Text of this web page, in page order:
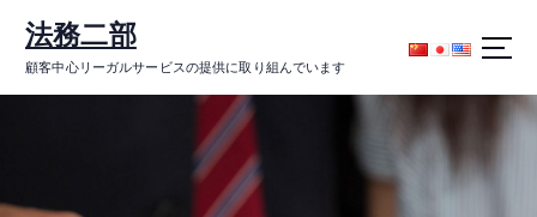
ン
キ
法務二部
顧客中心リーガルサービスの提供に取り組んでいます